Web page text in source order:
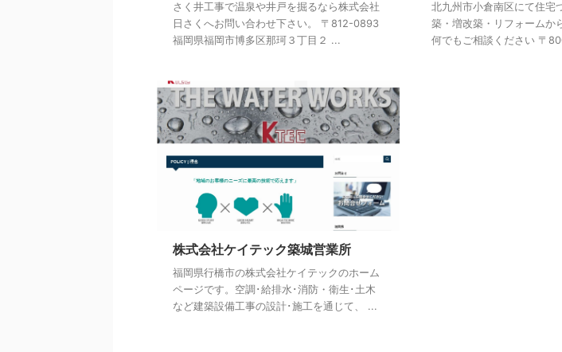
さく井工事で温泉や井戸を掘るなら株式会社
日さくへお問い合わせ下さい。 〒812-0893
福岡県福岡市博多区那珂３丁目２ ...
北九州市小倉南区にて住
築・増改築・リフォームか
何でもご相談ください 〒
株式会社ケイテック築城営業所
福岡県行橋市の株式会社ケイテックのホーム
ページです。空調･給排水･消防・衛生･土木
など建築設備工事の設計･施工を通じて、 ...